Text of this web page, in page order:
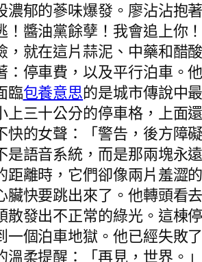
郁的蔘味爆發。廖沾沾抱
醬油黨餘孽！我會追上你
，就在這片蒜泥、中藥和醋
停車費，以及平行泊車。
臨包養意思的是城市傳說中
三十公分的停車格，上面
的女聲：「警告，後方障
語音系統，而是那兩塊永
離時，它們卻像兩片羞澀
快要跳出來了。他轉頭看
發出不正常的綠光。這棟
個泊車地獄。他已經失敗
柔提醒：「再見，世界。